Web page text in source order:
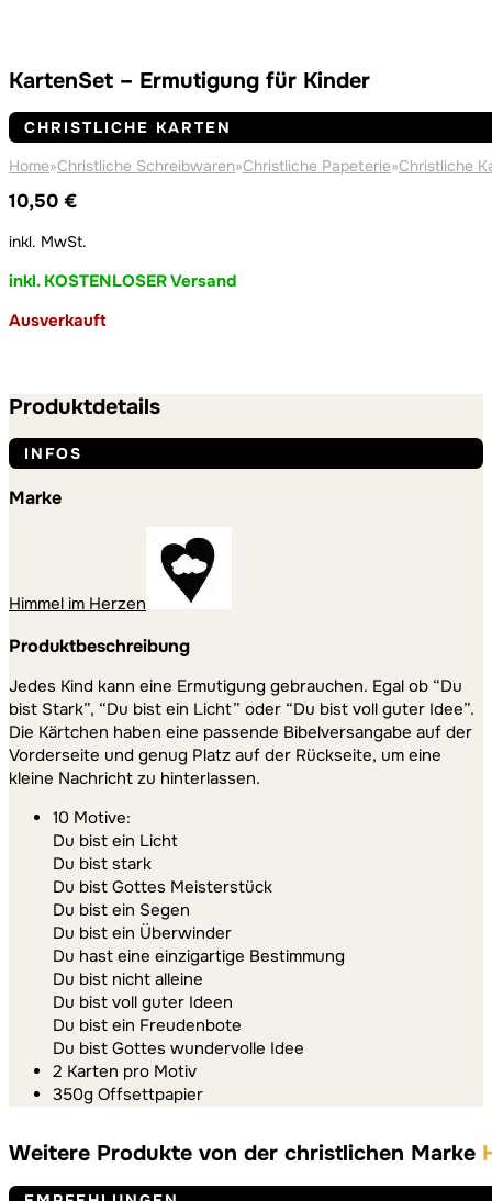
KartenSet – Ermutigung für Kinder
CHRISTLICHE KARTEN
Home»Christliche Schreibwaren»Christliche Papeterie»Christliche
10,50 €
inkl. MwSt.
inkl. KOSTENLOSER Versand
Ausverkauft
Produktdetails
INFOS
Marke
Himmel im Herzen
Produktbeschreibung
Jedes Kind kann eine Ermutigung gebrauchen. Egal ob “Du
bist Stark”, “Du bist ein Licht” oder “Du bist voll guter Idee”.
Die Kärtchen haben eine passende Bibelversangabe auf der
Vorderseite und genug Platz auf der Rückseite, um eine
kleine Nachricht zu hinterlassen.
10 Motive:
Du bist ein Licht
Du bist stark
Du bist Gottes Meisterstück
Du bist ein Segen
Du bist ein Überwinder
Du hast eine einzigartige Bestimmung
Du bist nicht alleine
Du bist voll guter Ideen
Du bist ein Freudenbote
Du bist Gottes wundervolle Idee
2 Karten pro Motiv
350g Offsettpapier
Weitere Produkte von der christlichen Marke